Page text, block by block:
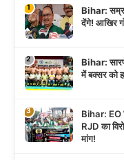
1
Bihar:
देंगे! आखिर
2
Bihar:
में बक्सर को
3
Bihar: EO
RJD का
मांग!